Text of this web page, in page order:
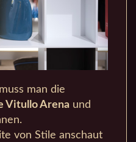
man die
Vitullo Arena und
von Stile anschaut